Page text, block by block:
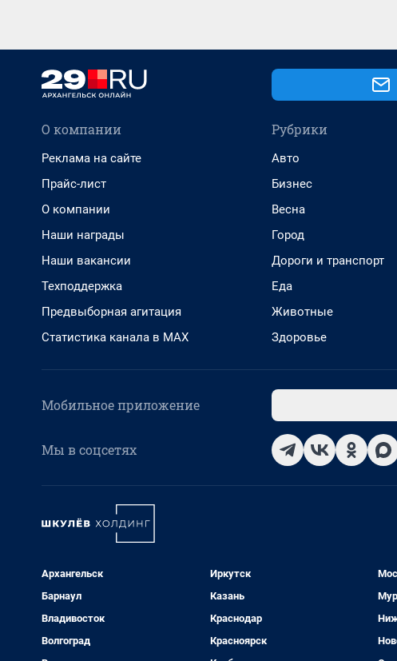
О компании
Реклама на сайте
Прайс-лист
О компании
Наши награды
Наши вакансии
Техподдержка
Предвыборная агитация
Статистика канала в MAX
Рубрики
Авто
Бизнес
Весна
Город
Дороги и транспорт
Еда
Животные
Здоровье
Мобильное приложение
Мы в соцсетях
Архангельск
Барнаул
Владивосток
Волгоград
Иркутск
Казань
Краснодар
Красноярск